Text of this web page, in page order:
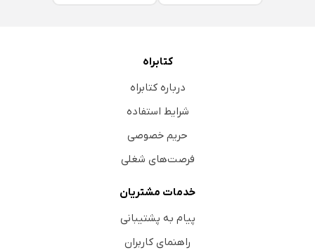
کتابراه
درباره کتابراه
شرایط استفاده
حریم خصوصی
فرصت‌های شغلی
خدمات مشتریان
پیام به پشتیبانی
راهنمای کاربران